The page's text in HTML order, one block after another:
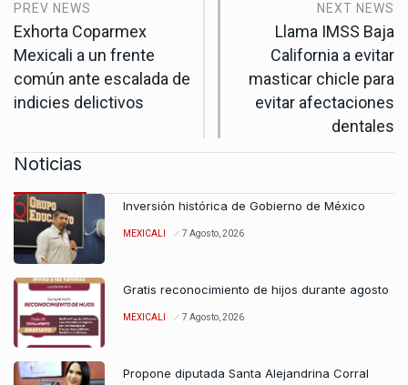
PREV NEWS
Exhorta Coparmex
Mexicali a un frente
común ante escalada de
indicies delictivos
NEXT NEWS
Llama IMSS Baja
California a evitar
masticar chicle para
evitar afectaciones
dentales
Noticias
Inversión histórica de Gobierno de México
MEXICALI 7 Agosto, 2026
Gratis reconocimiento de hijos durante agosto
MEXICALI 7 Agosto, 2026
Propone diputada Santa Alejandrina Corral